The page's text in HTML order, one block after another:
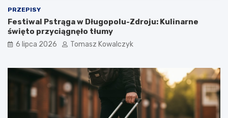
PRZEPISY
Festiwal Pstrąga w Długopolu-Zdroju: Kulinarne
święto przyciągnęło tłumy
6 lipca 2026 Tomasz Kowalczyk